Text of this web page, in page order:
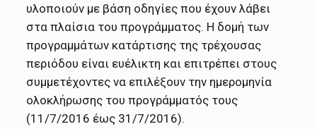
υλοποιούν με βάση οδηγίες που έχουν λάβει
στα πλαίσια του προγράμματος. Η δομή των
προγραμμάτων κατάρτισης της τρέχουσας
περιόδου είναι ευέλικτη και επιτρέπει στους
συμμετέχοντες να επιλέξουν την ημερομηνία
ολοκλήρωσης του προγράμματός τους
(11/7/2016 έως 31/7/2016).